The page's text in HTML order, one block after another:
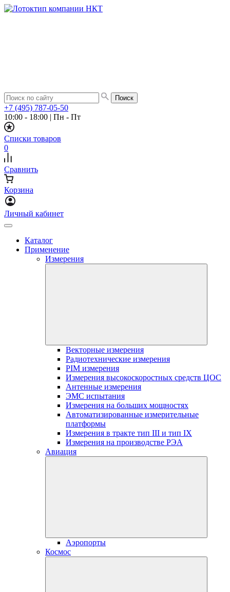
+7 (495) 787-05-50
10:00 - 18:00 | Пн - Пт
Списки товаров
0
Сравнить
Корзина
Личный кабинет
Каталог
Применение
Измерения
Векторные измерения
Радиотехнические измерения
PIM измерения
Измерения высокоскоростных средств ЦОС
Антенные измерения
ЭМС испытания
Измерения на больших мощностях
Автоматизированные измерительные
платформы
Измерения в тракте тип III и тип IX
Измерения на производстве РЭА
Авиация
Аэропорты
Космос